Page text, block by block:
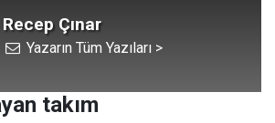
Recep Çınar
Yazarın Tüm Yazıları >
takım